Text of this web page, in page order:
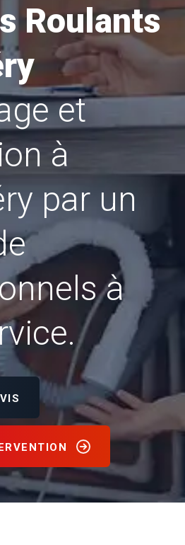
Roulants
et
à
par un
à